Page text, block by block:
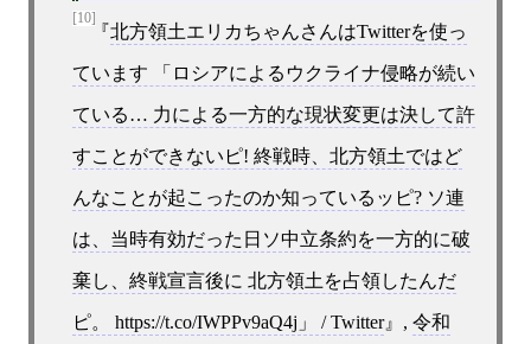
[10]
北方領土エリカちゃんさんはTwitterを使っ
ています 「ロシアによるウクライナ侵略が続い
ている… 力による一方的な現状変更は決して許
すことができないピ! 終戦時、北方領土ではど
んなことが起こったのか知っているッピ? ソ連
は、当時有効だった日ソ中立条約を一方的に破
棄し、終戦宣言後に 北方領土を占領したんだ
ピ。 https://t.co/IWPPv9aQ4j」 / Twitter , 令和